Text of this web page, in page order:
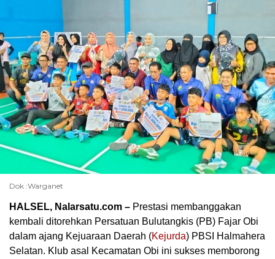
Dok :Warganet
HALSEL, Nalarsatu.com – Prestasi membanggakan
kembali ditorehkan Persatuan Bulutangkis (PB) Fajar Obi
dalam ajang Kejuaraan Daerah (Kejurda) PBSI Halmahera
Selatan. Klub asal Kecamatan Obi ini sukses memborong